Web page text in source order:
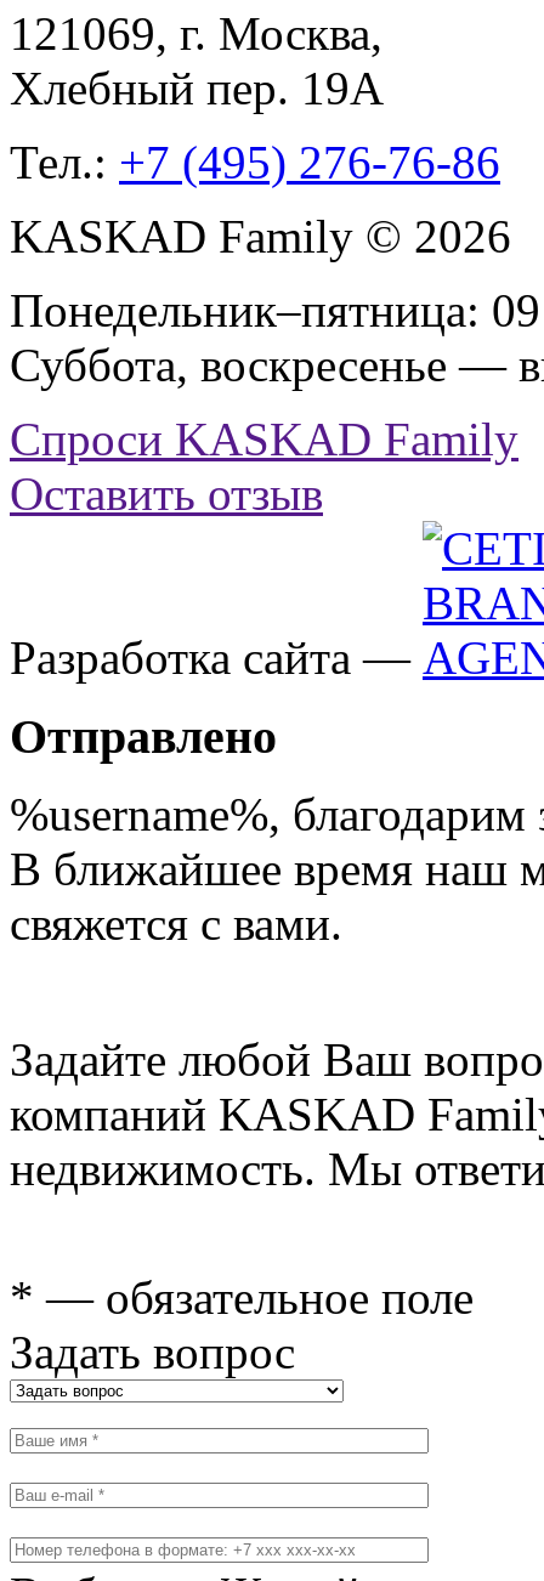
121069, г. Москва,
Хлебный пер. 19А
Тел.: +7 (495) 276-76-86
KASKAD Family © 2026
Понедельник–пятница:
Суббота, воскресенье —
Спроси KASKAD Family
Оставить отзыв
Разработка сайта —
Отправлено
%username%, благодарим
В ближайшее время наш
свяжется с вами.
Задайте любой Ваш
компаний KASKAD
недвижимость. Мы
* — обязательное поле
Задать вопрос